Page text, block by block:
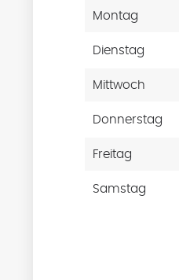
Montag
Dienstag
Mittwoch
Donnerstag
Freitag
Samstag